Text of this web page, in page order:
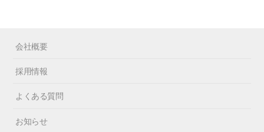
会社概要
採用情報
よくある質問
お知らせ